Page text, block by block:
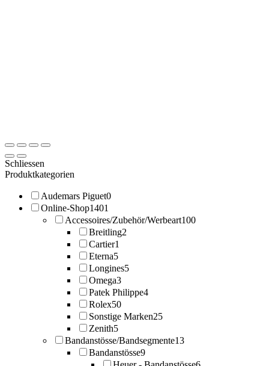
Schliessen
Produktkategorien
Audemars Piguet0
Online-Shop1401
Accessoires/Zubehör/Werbeart100
Breitling2
Cartier1
Eterna5
Longines5
Omega3
Patek Philippe4
Rolex50
Sonstige Marken25
Zenith5
Bandanstösse/Bandsegmente13
Bandanstösse9